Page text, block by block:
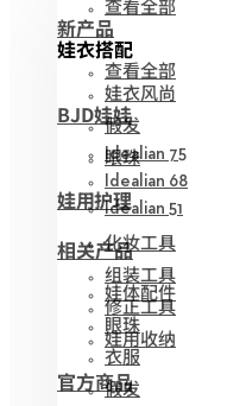
查看全部
娃衣搭配
娃衣风尚
假发
眼珠
娃用护理
化妆工具
组装工具
修正工具
娃用收纳
官方商品
新产品
查看全部
BJD娃娃
Idealian 75
Idealian 68
Idealian 51
相关产品
娃体配件
眼珠
衣服
假发